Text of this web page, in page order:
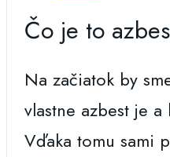
Čo je to
Na začiatok by
vlastne azbest je a
Vďaka tomu sami